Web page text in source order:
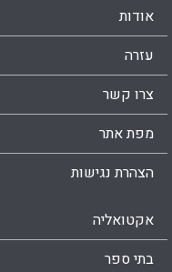
אודות
עזרה
צרו קשר
מפת אתר
הצהרת נגישות
אקטואליה
בתי ספר